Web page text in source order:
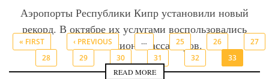
Аэропорты Республики Кипр установили новый
рекорд. В октябре их услугами воспользовались
более миллиона пассажиров.
READ MORE
« FIRST ‹ PREVIOUS … 25 26
27
28
29 30 31 32 33